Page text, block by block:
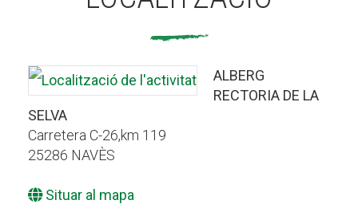
ALBERG
RECTORIA DE LA
SELVA
Carretera C-26,km 119
25286 NAVÈS
Situar al mapa